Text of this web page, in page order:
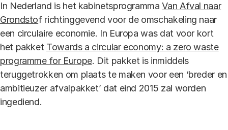
In Nederland is het kabinetsprogrammaVan Afval naar
Grondstof richtinggevend voor de omschakeling naar
een circulaire economie. In Europa was dat voor kort
het pakket Towards a circular economy: a zero waste
programme for Europe. Dit pakket is inmiddels
teruggetrokken om plaats te maken voor een ‘breder en
ambitieuzer afvalpakket’ dat eind 2015 zal worden
ingediend.